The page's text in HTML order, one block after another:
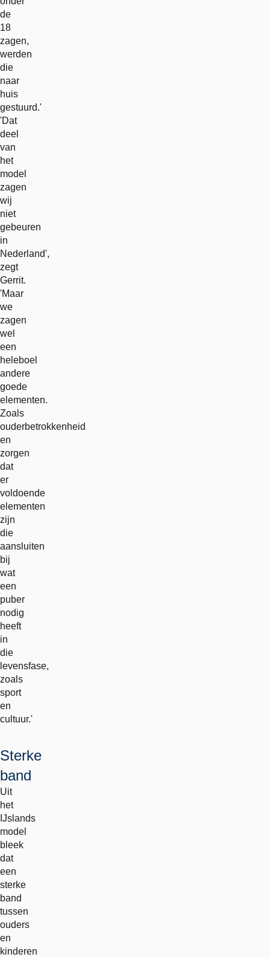
de
18
zagen,
werden
die
naar
huis
gestuurd.'
'Dat
deel
van
het
model
zagen
wij
niet
gebeuren
in
Nederland',
zegt
Gerrit.
'Maar
we
zagen
wel
een
heleboel
andere
goede
elementen.
Zoals
ouderbetrokkenheid
en
zorgen
dat
er
voldoende
elementen
zijn
die
aansluiten
bij
wat
een
puber
nodig
heeft
in
die
levensfase,
zoals
sport
en
cultuur.'
Sterke
band
Uit
het
IJslands
model
bleek
dat
een
sterke
band
tussen
ouders
en
kinderen